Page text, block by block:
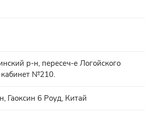
р-н, пересеч-е Логойского
№210.
Гаоксин 6 Роуд, Китай